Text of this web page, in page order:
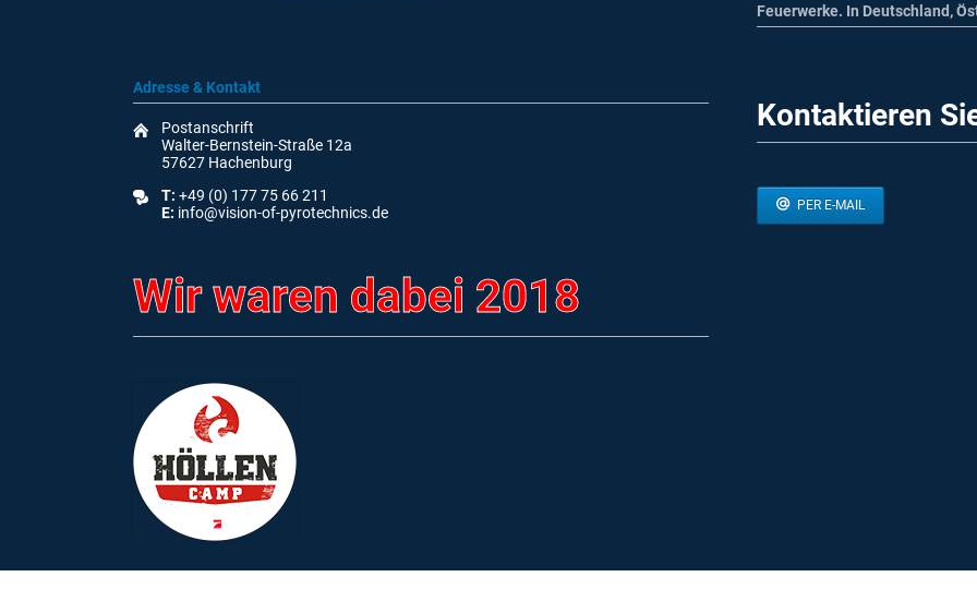
Feuerwerke. In Deutschland,
Adresse & Kontakt
Postanschrift
Walter-Bernstein-Straße 12a
57627 Hachenburg
T: +49 (0) 177 75 66 211
E: info@vision-of-pyrotechnics.de
Wir waren dabei 2018
Kontaktieren
PER E-MAIL